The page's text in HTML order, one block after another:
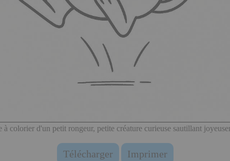
à colorier d'un petit rongeur, petite créature curieuse sautillant
Télécharger Imprimer